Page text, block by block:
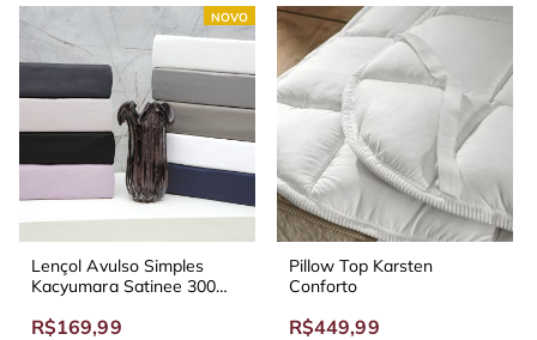
NOVO
Lençol Avulso Simples
Kacyumara Satinee 300
R$169,99
Pillow Top Karsten
Conforto
R$449,99